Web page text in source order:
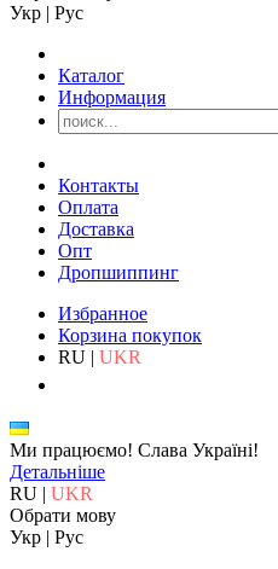
Укр | Рус
Каталог
Информация
Контакты
Оплата
Доставка
Опт
Дропшиппинг
Избранное
Корзина покупок
RU | UKR
Ми працюємо! Слава Україні!
Детальніше
RU | UKR
Обрати мову
Укр | Рус